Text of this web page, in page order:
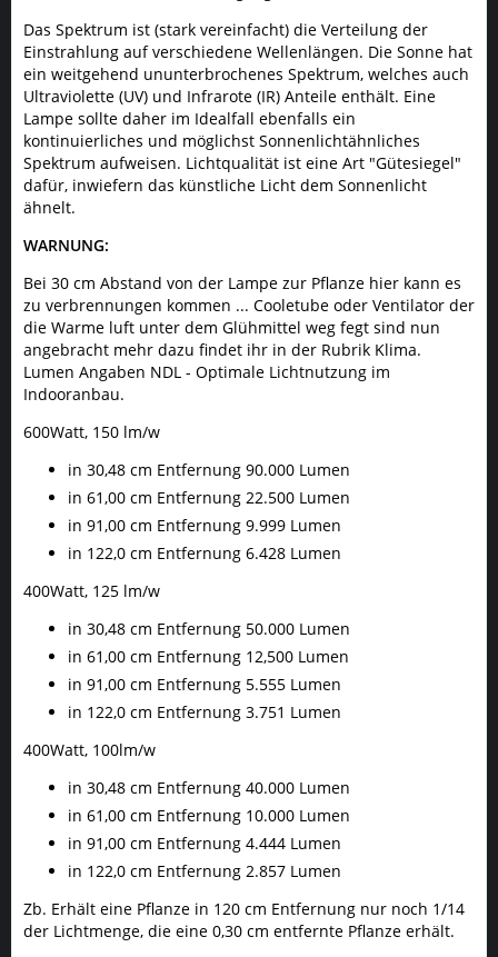
Das Spektrum ist (stark vereinfacht) die Verteilung der
Einstrahlung auf verschiedene Wellenlängen. Die Sonne hat
ein weitgehend ununterbrochenes Spektrum, welches auch
Ultraviolette (UV) und Infrarote (IR) Anteile enthält. Eine
Lampe sollte daher im Idealfall ebenfalls ein
kontinuierliches und möglichst Sonnenlichtähnliches
Spektrum aufweisen. Lichtqualität ist eine Art "Gütesiegel"
dafür, inwiefern das künstliche Licht dem Sonnenlicht
ähnelt.
WARNUNG:
Bei 30 cm Abstand von der Lampe zur Pflanze hier kann es
zu verbrennungen kommen ... Cooletube oder Ventilator der
die Warme luft unter dem Glühmittel weg fegt sind nun
angebracht mehr dazu findet ihr in der Rubrik Klima.
Lumen Angaben NDL - Optimale Lichtnutzung im
Indooranbau.
600Watt, 150 lm/w
in 30,48 cm Entfernung 90.000 Lumen
in 61,00 cm Entfernung 22.500 Lumen
in 91,00 cm Entfernung 9.999 Lumen
in 122,0 cm Entfernung 6.428 Lumen
400Watt, 125 lm/w
in 30,48 cm Entfernung 50.000 Lumen
in 61,00 cm Entfernung 12,500 Lumen
in 91,00 cm Entfernung 5.555 Lumen
in 122,0 cm Entfernung 3.751 Lumen
400Watt, 100lm/w
in 30,48 cm Entfernung 40.000 Lumen
in 61,00 cm Entfernung 10.000 Lumen
in 91,00 cm Entfernung 4.444 Lumen
in 122,0 cm Entfernung 2.857 Lumen
Zb. Erhält eine Pflanze in 120 cm Entfernung nur noch 1/14
der Lichtmenge, die eine 0,30 cm entfernte Pflanze erhält.